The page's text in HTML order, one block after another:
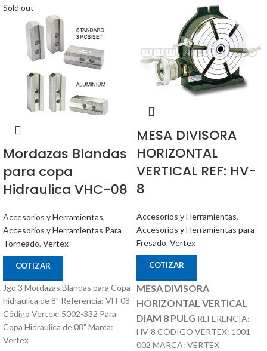
Sold out
Mordazas Blandas
para copa
Hidraulica VHC-08
Accesorios y Herramientas,
Accesorios y Herramientas Para
Torneado, Vertex
COTIZAR
Jgo 3 Mordazas Blandas para Copa
hidraulica de 8" Referencia: VH-08
Código Vertex: 5002-332 Para
Copa Hidraulica de 08" Marca:
Vertex
MESA DIVISORA
HORIZONTAL
VERTICAL REF: HV-
8
Accesorios y Herramientas,
Accesorios y Herramientas para
Fresado, Vertex
COTIZAR
MESA DIVISORA
HORIZONTAL VERTICAL
DIAM 8 PULG REFERENCIA:
HV-8 CÓDIGO VERTEX: 1001-
002 MARCA: VERTEX